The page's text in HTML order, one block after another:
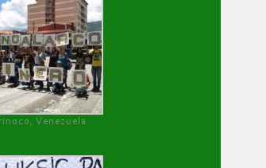
Venezuela